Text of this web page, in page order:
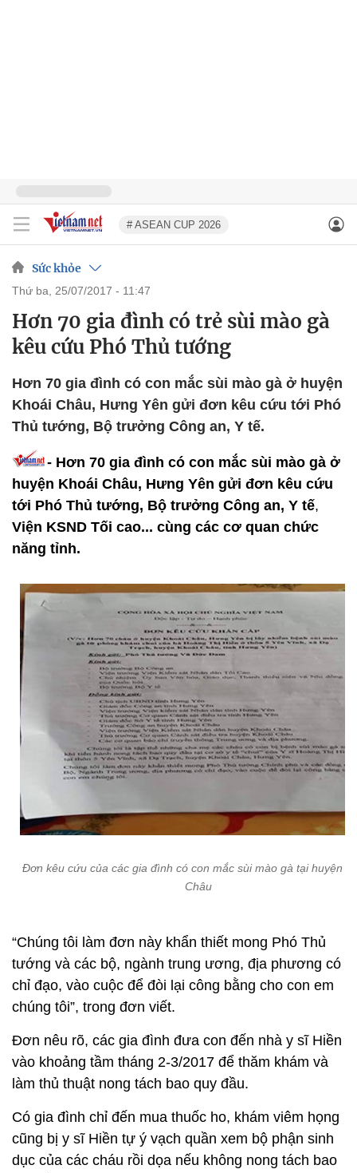
# ASEAN CUP 2026
Sức khỏe
thứ ba, 25/07/2017 - 11:47
Hơn 70 gia đình có trẻ sùi mào gà
kêu cứu Phó Thủ tướng
Hơn 70 gia đình có con mắc sùi mào gà ở huyện
Khoái Châu, Hưng Yên gửi đơn kêu cứu tới Phó
Thủ tướng, Bộ trưởng Công an, Y tế.
- Hơn 70 gia đình có con mắc sùi mào gà ở
huyện Khoái Châu, Hưng Yên gửi đơn kêu cứu
tới Phó Thủ tướng, Bộ trưởng Công an, Y tế,
Viện KSND Tối cao... cùng các cơ quan chức
năng tỉnh.
Đơn kêu cứu của các gia đình có con mắc sùi mào gà tại huyện
Châu
“Chúng tôi làm đơn này khẩn thiết mong Phó Thủ
tướng và các bộ, ngành trung ương, địa phương có
chỉ đạo, vào cuộc để đòi lại công bằng cho con em
chúng tôi”, trong đơn viết.
Đơn nêu rõ, các gia đình đưa con đến nhà y sĩ Hiền
vào khoảng tầm tháng 2-3/2017 để thăm khám và
làm thủ thuật nong tách bao quy đầu.
Có gia đình chỉ đến mua thuốc ho, khám viêm họng
cũng bị y sĩ Hiền tự ý vạch quần xem bộ phận sinh
dục của các cháu rồi dọa nếu không nong tách bao